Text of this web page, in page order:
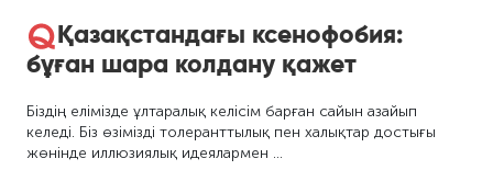
Қазақстандағы ксенофобия:
бұған шара колдану қажет
Біздің елімізде ұлтаралық келісім барған сайын азайып
келеді. Біз өзімізді толеранттылық пен халықтар достығы
жөнінде иллюзиялық идеялармен …